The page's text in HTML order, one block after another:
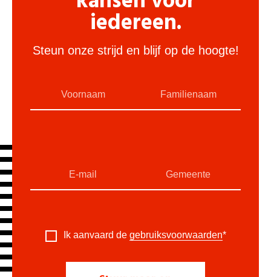
iedereen.
Steun onze strijd en blijf op de hoogte!
Ik aanvaard de gebruiksvoorwaarden*